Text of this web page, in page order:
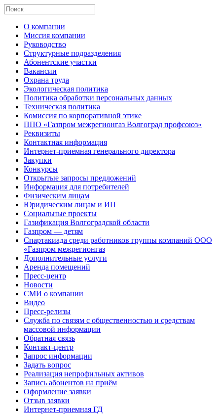
О компании
Миссия компании
Руководство
Структурные подразделения
Абонентские участки
Вакансии
Охрана труда
Экологическая политика
Политика обработки персональных данных
Техническая политика
Комиссия по корпоративной этике
ППО «Газпром межрегионгаз Волгоград профсоюз»
Реквизиты
Контактная информация
Интернет-приемная генерального директора
Закупки
Конкурсы
Открытые запросы предложений
Информация для потребителей
Физическим лицам
Юридическим лицам и ИП
Социальные проекты
Газификация Волгоградской области
Газпром — детям
Спартакиада среди работников группы компаний ООО
«Газпром межрегионгаз
Дополнительные услуги
Аренда помещений
Пресс-центр
Новости
СМИ о компании
Видео
Пресс-релизы
Служба по связям с общественностью и средствам
массовой информации
Обратная связь
Контакт-центр
Запрос информации
Задать вопрос
Реализация непрофильных активов
Запись абонентов на приём
Оформление заявки
Отзыв заявки
Интернет-приемная ГД